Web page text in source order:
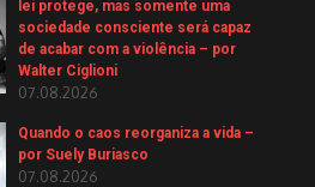
lei protege, mas somente uma
sociedade consciente será capaz
de acabar com a violência – por
Walter Ciglioni
07.08.2026
Quando o caos reorganiza a vida –
por Suely Buriasco
07.08.2026